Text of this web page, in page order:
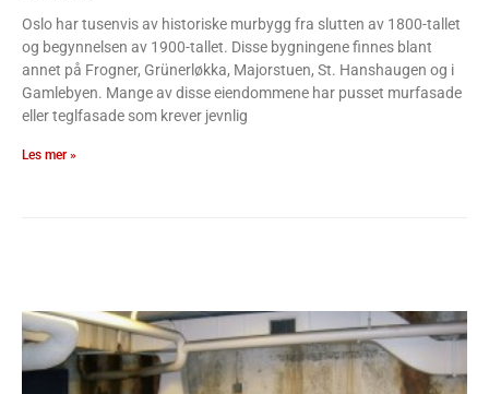
Oslo har tusenvis av historiske murbygg fra slutten av 1800-tallet
og begynnelsen av 1900-tallet. Disse bygningene finnes blant
annet på Frogner, Grünerløkka, Majorstuen, St. Hanshaugen og i
Gamlebyen. Mange av disse eiendommene har pusset murfasade
eller teglfasade som krever jevnlig
Les mer »